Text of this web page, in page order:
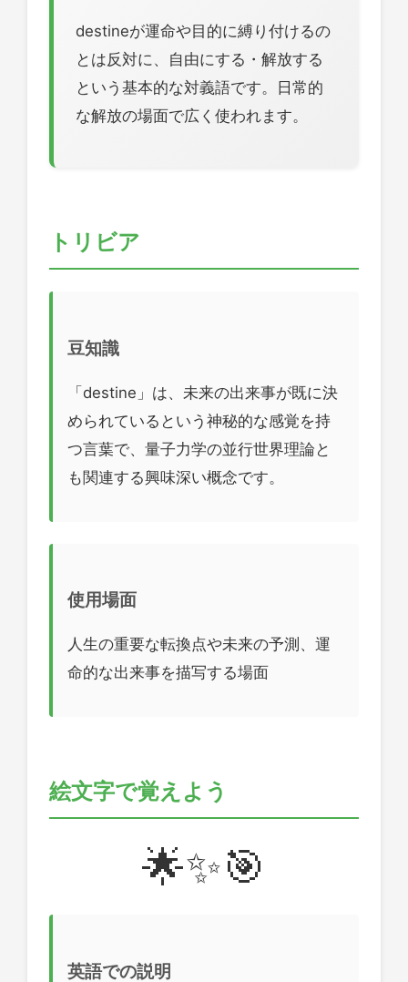
destineが運命や目的に縛り付けるの
とは反対に、自由にする・解放する
という基本的な対義語です。日常的
な解放の場面で広く使われます。
トリビア
豆知識
「destine」は、未来の出来事が既に決
められているという神秘的な感覚を持
つ言葉で、量子力学の並行世界理論と
も関連する興味深い概念です。
使用場面
人生の重要な転換点や未来の予測、運
命的な出来事を描写する場面
絵文字で覚えよう
🌟✨🎯
英語での説明